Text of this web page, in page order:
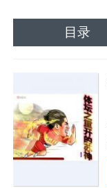
目录